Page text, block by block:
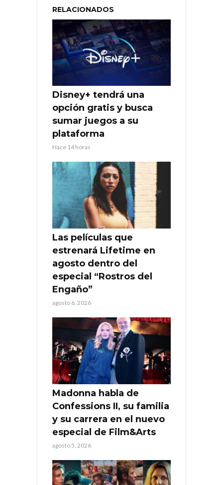
RELACIONADOS
Disney+ tendrá una
opción gratis y busca
sumar juegos a su
plataforma
Hace 14 horas
Las películas que
estrenará Lifetime en
agosto dentro del
especial “Rostros del
Engaño”
agosto 6, 2026
Madonna habla de
Confessions II, su familia
y su carrera en el nuevo
especial de Film&Arts
agosto 5, 2026